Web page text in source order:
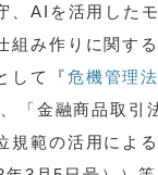
、AIを活用した
組み作りに関す
して『危機管理
「金融商品取引
規範の活用によ